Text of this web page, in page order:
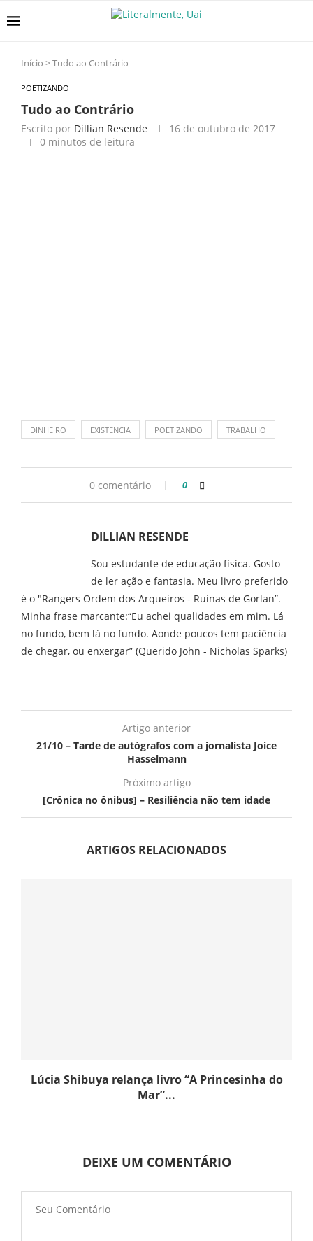
Início >Tudo ao Contrário
POETIZANDO
Tudo ao Contrário
Escrito por Dillian Resende
16 de outubro de 2017
0 minutos de leitura
DINHEIRO EXISTENCIA POETIZANDO TRABALHO
0 comentário 0
DILLIAN RESENDE
Sou estudante de educação física. Gosto
de ler ação e fantasia. Meu livro preferido
é o "Rangers Ordem dos Arqueiros - Ruínas de Gorlan”.
Minha frase marcante:“Eu achei qualidades em mim. Lá
no fundo, bem lá no fundo. Aonde poucos tem paciência
de chegar, ou enxergar” (Querido John - Nicholas Sparks)
Artigo anterior
21/10 – Tarde de autógrafos com a jornalista Joice
Hasselmann
Próximo artigo
[Crônica no ônibus] – Resiliência não tem idade
ARTIGOS RELACIONADOS
Lúcia Shibuya relança livro “A Princesinha do
Mar”...
DEIXE UM COMENTÁRIO